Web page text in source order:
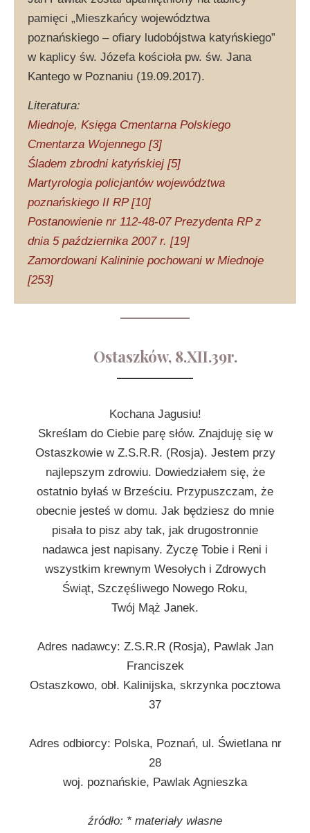
pamięci „Mieszkańcy województwa
poznańskiego – ofiary ludobójstwa katyńskiego”
w kaplicy św. Józefa kościoła pw. św. Jana
Kantego w Poznaniu (19.09.2017).
Literatura:
Miednoje, Księga Cmentarna Polskiego
Cmentarza Wojennego [3]
Śladem zbrodni katyńskiej [5]
Martyrologia policjantów województwa
poznańskiego II RP [10]
Postanowienie nr 112-48-07 Prezydenta RP z
dnia 5 października 2007 r. [19]
Zamordowani Kalininie pochowani w Miednoje
[253]
Ostaszków, 8.XII.39r.
Kochana Jagusiu!
Skreślam do Ciebie parę słów. Znajduję się w
Ostaszkowie w Z.S.R.R. (Rosja). Jestem przy
najlepszym zdrowiu. Dowiedziałem się, że
ostatnio byłaś w Brześciu. Przypuszczam, że
obecnie jesteś w domu. Jak będziesz do mnie
pisała to pisz aby tak, jak drugostronnie
nadawca jest napisany. Życzę Tobie i Reni i
wszystkim krewnym Wesołych i Zdrowych
Świąt, Szczęśliwego Nowego Roku,
Twój Mąż Janek.
Adres nadawcy: Z.S.R.R (Rosja), Pawlak Jan
Franciszek
Ostaszkowo, obł. Kalinijska, skrzynka pocztowa
37
Adres odbiorcy: Polska, Poznań, ul. Świetlana nr
28
woj. poznańskie, Pawlak Agnieszka
źródło: * materiały własne